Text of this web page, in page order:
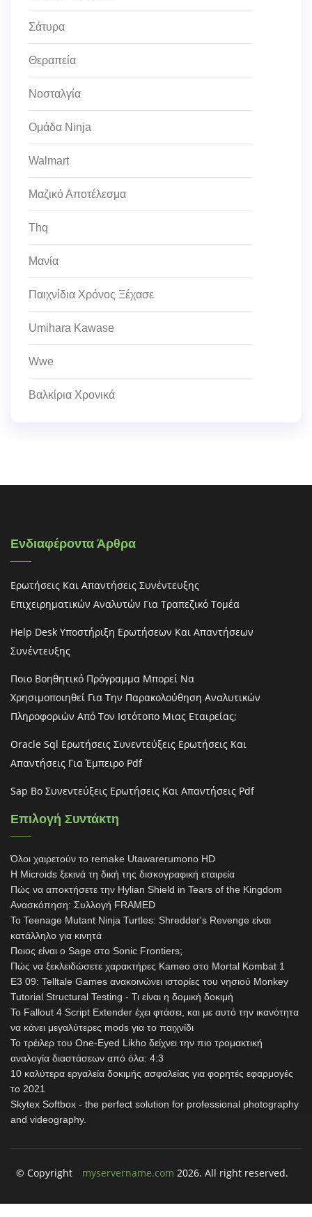
Σάτυρα
Θεραπεία
Νοσταλγία
Ομάδα Ninja
Walmart
Μαζικό Αποτέλεσμα
Thq
Μανία
Παιχνίδια Χρόνος Ξέχασε
Umihara Kawase
Wwe
Βαλκίρια Χρονικά
Ενδιαφέροντα Άρθρα
Ερωτήσεις Και Απαντήσεις Συνέντευξης
Επιχειρηματικών Αναλυτών Για Τραπεζικό Τομέα
Help Desk Υποστήριξη Ερωτήσεων Και Απαντήσεων
Συνέντευξης
Ποιο Βοηθητικό Πρόγραμμα Μπορεί Να
Χρησιμοποιηθεί Για Την Παρακολούθηση Αναλυτικών
Πληροφοριών Από Τον Ιστότοπο Μιας Εταιρείας;
Oracle Sql Ερωτήσεις Συνεντεύξεις Ερωτήσεις Και
Απαντήσεις Για Έμπειρο Pdf
Sap Bo Συνεντεύξεις Ερωτήσεις Και Απαντήσεις Pdf
Επιλογή Συντάκτη
Όλοι χαιρετούν το remake Utawarerumono HD
Η Microids ξεκινά τη δική της δισκογραφική εταιρεία
Πώς να αποκτήσετε την Hylian Shield in Tears of the Kingdom
Ανασκόπηση: Συλλογή FRAMED
Το Teenage Mutant Ninja Turtles: Shredder's Revenge είναι
κατάλληλο για κινητά
Ποιος είναι ο Sage στο Sonic Frontiers;
Πώς να ξεκλειδώσετε χαρακτήρες Kameo στο Mortal Kombat 1
E3 09: Telltale Games ανακοινώνει ιστορίες του νησιού Monkey
Tutorial Structural Testing - Τι είναι η δομική δοκιμή
Το Fallout 4 Script Extender έχει φτάσει, και με αυτό την ικανότητα
να κάνει μεγαλύτερες mods για το παιχνίδι
Το τρέιλερ του One-Eyed Likho δείχνει την πιο τρομακτική
αναλογία διαστάσεων από όλα: 4:3
10 καλύτερα εργαλεία δοκιμής ασφαλείας για φορητές εφαρμογές
το 2021
Skytex Softbox - the perfect solution for professional photography
and videography.
© Copyright myservername.com 2026. All right reserved.